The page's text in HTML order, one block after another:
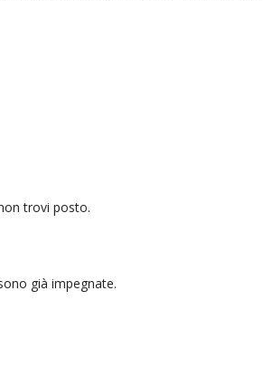
trovi posto.
già impegnate.